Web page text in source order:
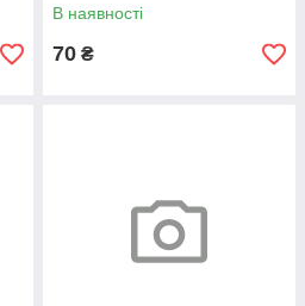
В наявності
70 ₴